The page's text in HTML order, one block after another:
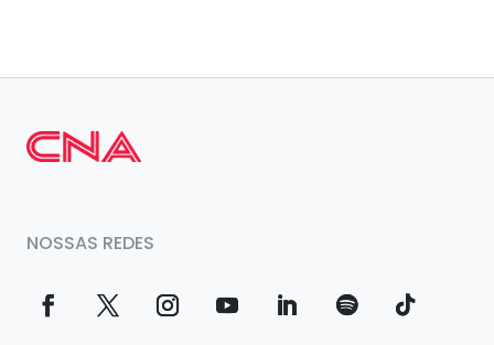
NOSSAS REDES